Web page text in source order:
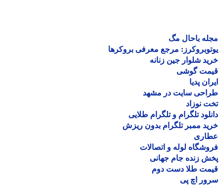
باحال مگ
مرجع معرفی بروکرها
شلوار جین زنانه
گوشی
پدیا
سایت در مشهد
نوزاد
تلگرام و تلگرام طلایی
ممبر تلگرام بدون ریزش
لوله و اتصالات
زنده جام جهانی
طلا دست دوم
اچ پی